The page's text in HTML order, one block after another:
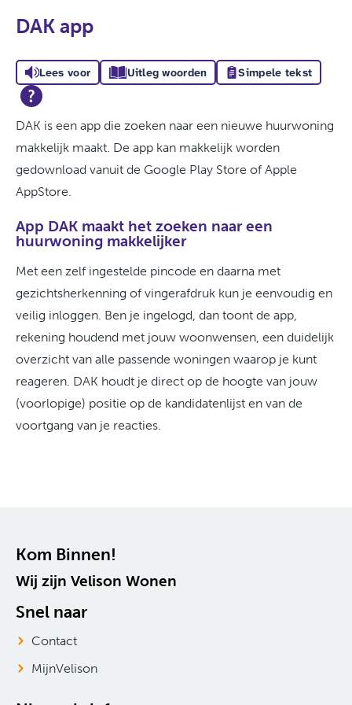
DAK app
Lees voor Uitleg woorden Simpele tekst
DAK is een app die zoeken naar een nieuwe huurwoning
makkelijk maakt. De app kan makkelijk worden
gedownload vanuit de Google Play Store of Apple
AppStore.
App DAK maakt het zoeken naar een
huurwoning makkelijker
Met een zelf ingestelde pincode en daarna met
gezichtsherkenning of vingerafdruk kun je eenvoudig en
veilig inloggen. Ben je ingelogd, dan toont de app,
rekening houdend met jouw woonwensen, een duidelijk
overzicht van alle passende woningen waarop je kunt
reageren. DAK houdt je direct op de hoogte van jouw
(voorlopige) positie op de kandidatenlijst en van de
voortgang van je reacties.
Contactinformatie
Kom Binnen!
Wij zijn Velison Wonen
Snel naar
Contact
MijnVelison